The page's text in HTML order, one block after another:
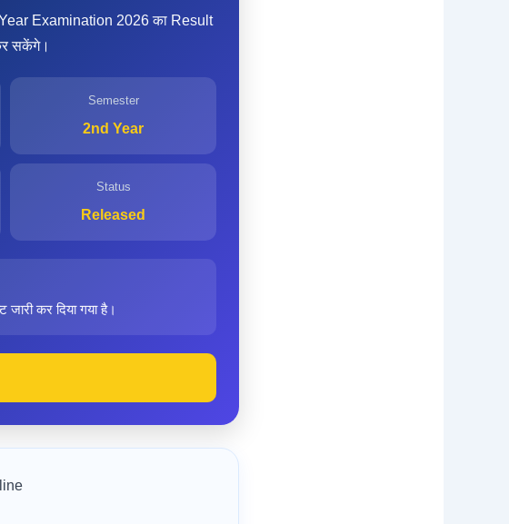
Examination 2026 का Result
सकेंगे।
Semester
2nd Year
Status
Released
कर दिया गया है।